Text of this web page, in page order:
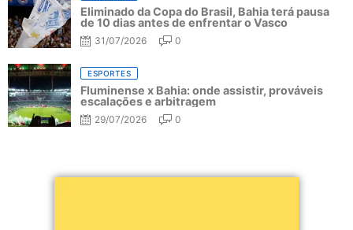
Eliminado da Copa do Brasil, Bahia terá pausa
de 10 dias antes de enfrentar o Vasco
31/07/2026 0
ESPORTES
Fluminense x Bahia: onde assistir, prováveis
escalações e arbitragem
29/07/2026 0